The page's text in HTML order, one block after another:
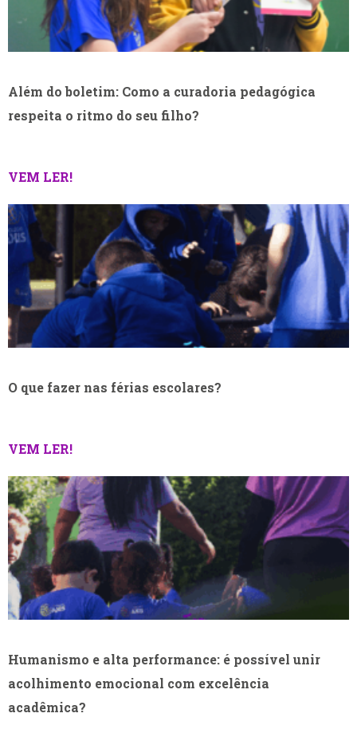
Além do boletim: Como a curadoria pedagógica
respeita o ritmo do seu filho?
VEM LER!
O que fazer nas férias escolares?
VEM LER!
Humanismo e alta performance: é possível unir
acolhimento emocional com excelência
acadêmica?